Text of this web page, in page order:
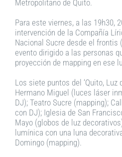
Metropolitano de Quito.
Para este viernes, a las 19h30,
intervención de la Compañía
Nacional Sucre desde el frontis
evento dirigido a las personas
proyección de mapping en ese
Los siete puntos del ‘Quito, Luz
Hermano Miguel (luces láser
DJ); Teatro Sucre (mapping);
con DJ); Iglesia de San
Mayo (globos de luz
lumínica con una luna
Domingo (mapping).